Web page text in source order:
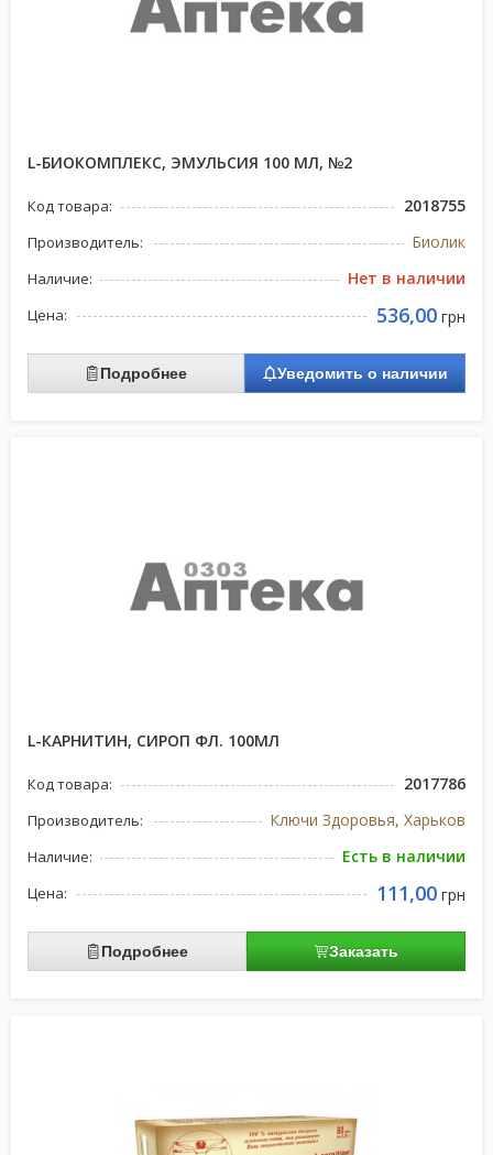
L-БИОКОМПЛЕКС, ЭМУЛЬСИЯ 100 МЛ, №2
Код товара: 2018755
Производитель: Биолик
Наличие: Нет в наличии
Цена: 536,00 грн
Подробнее Уведомить о наличии
L-КАРНИТИН, СИРОП ФЛ. 100МЛ
Код товара: 2017786
Производитель: Ключи Здоровья, Харьков
Наличие: Есть в наличии
Цена: 111,00 грн
Подробнее Заказать